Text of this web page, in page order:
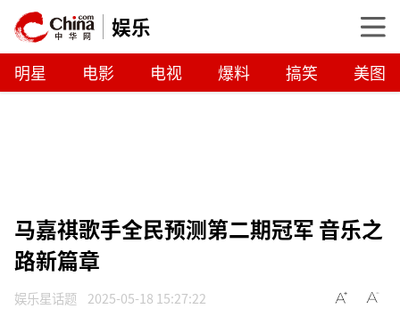
娱乐
明星 电影 电视 爆料 搞笑 美图
马嘉祺歌手全民预测第二期冠军 音乐之
路新篇章
娱乐星话题 2025-05-18 15:27:22